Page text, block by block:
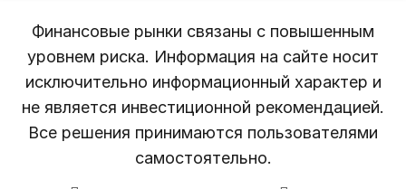
Финансовые рынки связаны с повышенным
уровнем риска. Информация на сайте носит
исключительно информационный характер и
не является инвестиционной рекомендацией.
Все решения принимаются пользователями
самостоятельно.